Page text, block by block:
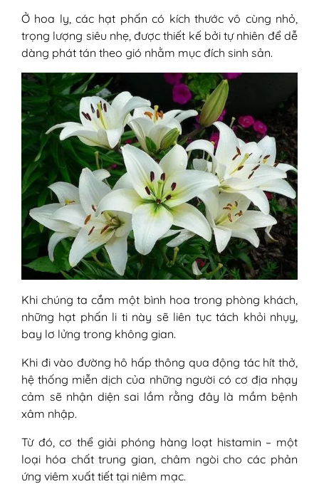
hơn
Ở hoa ly, các hạt phấn có kích thước vô cùng nhỏ,
trọng lượng siêu nhẹ, được thiết kế bởi tự nhiên để dễ
dàng phát tán theo gió nhằm mục đích sinh sản.
Khi chúng ta cắm một bình hoa trong phòng khách,
những hạt phấn li ti này sẽ liên tục tách khỏi nhụy,
bay lơ lửng trong không gian.
Khi đi vào đường hô hấp thông qua động tác hít thở,
hệ thống miễn dịch của những người có cơ địa nhạy
cảm sẽ nhận diện sai lầm rằng đây là mầm bệnh
xâm nhập.
Từ đó, cơ thể giải phóng hàng loạt histamin – một
loại hóa chất trung gian, châm ngòi cho các phản
ứng viêm xuất tiết tại niêm mạc.